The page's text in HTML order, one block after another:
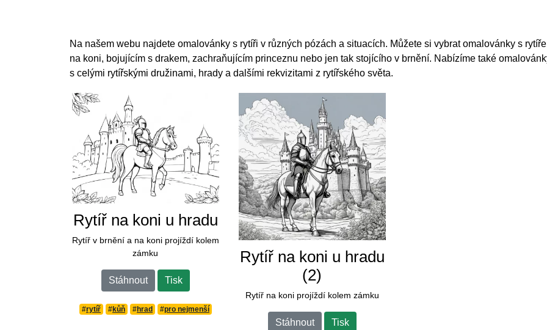
Na našem webu najdete omalovánky s rytíři v různých pózách a situacích. Můžete si vybrat omalovánky s
na koni, bojujícím s drakem, zachraňujícím princeznu nebo jen tak stojícího v brnění. Nabízíme také
s celými rytířskými družinami, hrady a dalšími rekvizitami z rytířského světa.
Rytíř na koni u hradu
Rytíř v brnění a na koni projíždí kolem
zámku
Stáhnout Tisk
#rytíř #kůň #hrad #pro nejmenší
Rytíř na koni u hradu
(2)
Rytíř na koni projíždí kolem zámku
Stáhnout Tisk